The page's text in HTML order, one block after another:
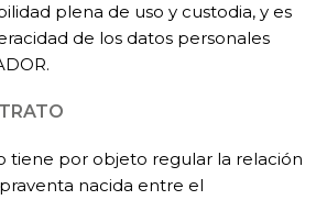
plena de uso y custodia, y es
de los datos personales
tiene por objeto regular la relación
nacida entre el